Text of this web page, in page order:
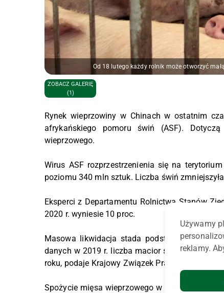
Od 18 lutego każdy rolnik może otworzyć
ZOBACZ GALERIĘ
(1)
Rynek wieprzowiny w Chinach w ostatnim
afrykańskiego pomoru świń (ASF).
wieprzowego.
Wirus ASF rozprzestrzenienia się na
poziomu 340 mln sztuk. Liczba świń
Eksperci z Departamentu Rolnictwa Stanów
2020 r. wyniesie 10 proc.
Masowa likwidacja stada podstawowego w
danych w 2019 r. liczba macior spadła do 26
roku, podaje Krajowy Związek Pracodawców
Spożycie mięsa wieprzowego w bieżącym roku
Używamy
reklamy.